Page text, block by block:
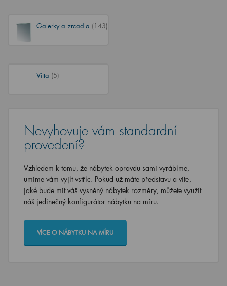
Galerky a zrcadla (143)
Vitta (5)
Nevyhovuje vám standardní
provedení?
Vzhledem k tomu, že nábytek opravdu sami vyrábíme,
umíme vám vyjít vstříc. Pokud už máte představu a víte,
jaké bude mít váš vysněný nábytek rozměry, můžete využít
náš jedinečný konfigurátor nábytku na míru.
VÍCE O NÁBYTKU NA MÍRU